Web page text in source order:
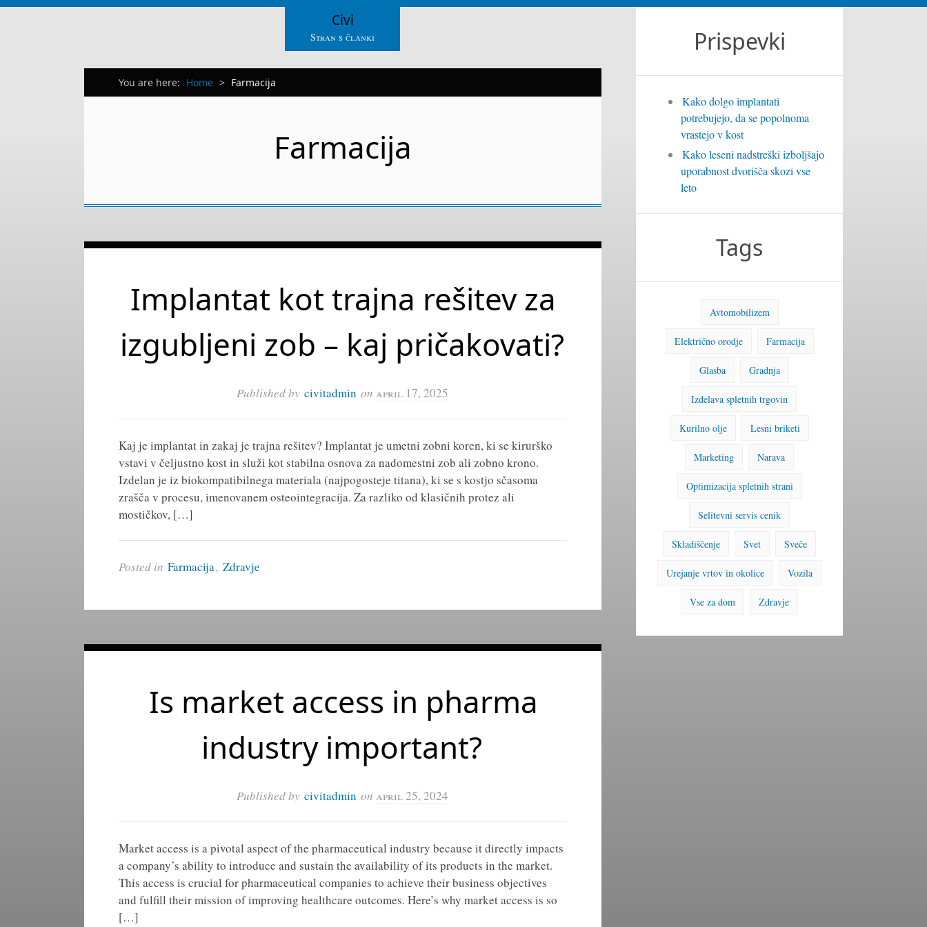
Civi
Stran s članki
You are here: Home > Farmacija
Farmacija
Implantat kot trajna rešitev za
izgubljeni zob – kaj pričakovati?
Published by civitadmin on april 17, 2025
Kaj je implantat in zakaj je trajna rešitev? Implantat je umetni zobni koren, ki se kirurško
vstavi v čeljustno kost in služi kot stabilna osnova za nadomestni zob ali zobno krono.
Izdelan je iz biokompatibilnega materiala (najpogosteje titana), ki se s kostjo sčasoma
zrašča v procesu, imenovanem osteointegracija. Za razliko od klasičnih protez ali
mostičkov, […]
Posted in Farmacija, Zdravje
Is market access in pharma
industry important?
Published by civitadmin on april 25, 2024
Market access is a pivotal aspect of the pharmaceutical industry because it directly impacts
a company’s ability to introduce and sustain the availability of its products in the market.
This access is crucial for pharmaceutical companies to achieve their business objectives
and fulfill their mission of improving healthcare outcomes. Here’s why market access is so
[…]
Prispevki
Kako dolgo implantati
potrebujejo, da se popolnoma
vrastejo v kost
Kako leseni nadstreški izboljšajo
uporabnost dvorišča skozi vse
leto
Tags
Avtomobilizem
Električno orodje Farmacija
Glasba Gradnja
Izdelava spletnih trgovin
Kurilno olje Lesni briketi
Marketing Narava
Optimizacija spletnih strani
Selitevni servis cenik
Skladiščenje Svet Sveče
Urejanje vrtov in okolice Vozila
Vse za dom Zdravje